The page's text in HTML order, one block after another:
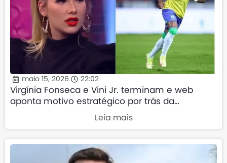
maio 15, 2026 22:02
Virgínia Fonseca e Vini Jr. terminam e web
aponta motivo estratégico por trás da
Leia mais